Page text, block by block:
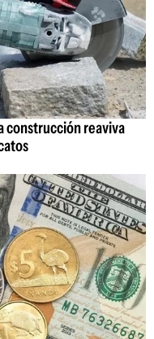
construcción reaviva